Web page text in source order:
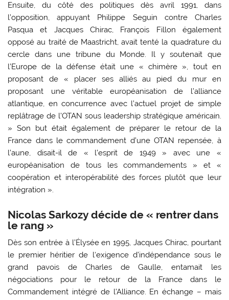
Ensuite, du côté des politiques dès avril 1991, dans
l’opposition, appuyant Philippe Seguin contre Charles
Pasqua et Jacques Chirac, François Fillon également
opposé au traité de Maastricht, avait tenté la quadrature du
cercle dans une tribune du Monde. Il y soutenait que
l’Europe de la défense était une « chimère », tout en
proposant de « placer ses alliés au pied du mur en
proposant une véritable européanisation de l’alliance
atlantique, en concurrence avec l’actuel projet de simple
replâtrage de l’OTAN sous leadership stratégique américain.
» Son but était également de préparer le retour de la
France dans le commandement d’une OTAN repensée, à
l’aune, disait-il de « l’esprit de 1949 » avec une «
européanisation de tous les commandements » et «
coopération et interopérabilité des forces plutôt que leur
intégration ».
Nicolas Sarkozy décide de « rentrer dans
le rang »
Dès son entrée à l’Élysée en 1995, Jacques Chirac, pourtant
le premier héritier de l‘exigence d’indépendance sous le
grand pavois de Charles de Gaulle, entamait les
négociations pour le retour de la France dans le
Commandement intégré de l’Alliance. En échange – mais